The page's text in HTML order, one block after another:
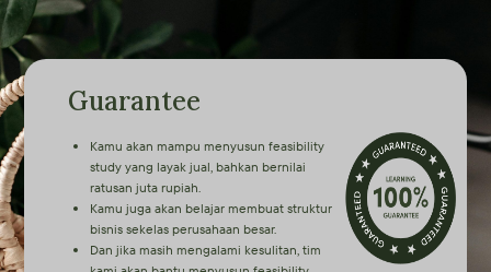
Guarantee
Kamu akan mampu menyusun feasibility
study yang layak jual, bahkan bernilai
ratusan juta rupiah.
Kamu juga akan belajar membuat struktur
bisnis sekelas perusahaan besar.
Dan jika masih mengalami kesulitan, tim